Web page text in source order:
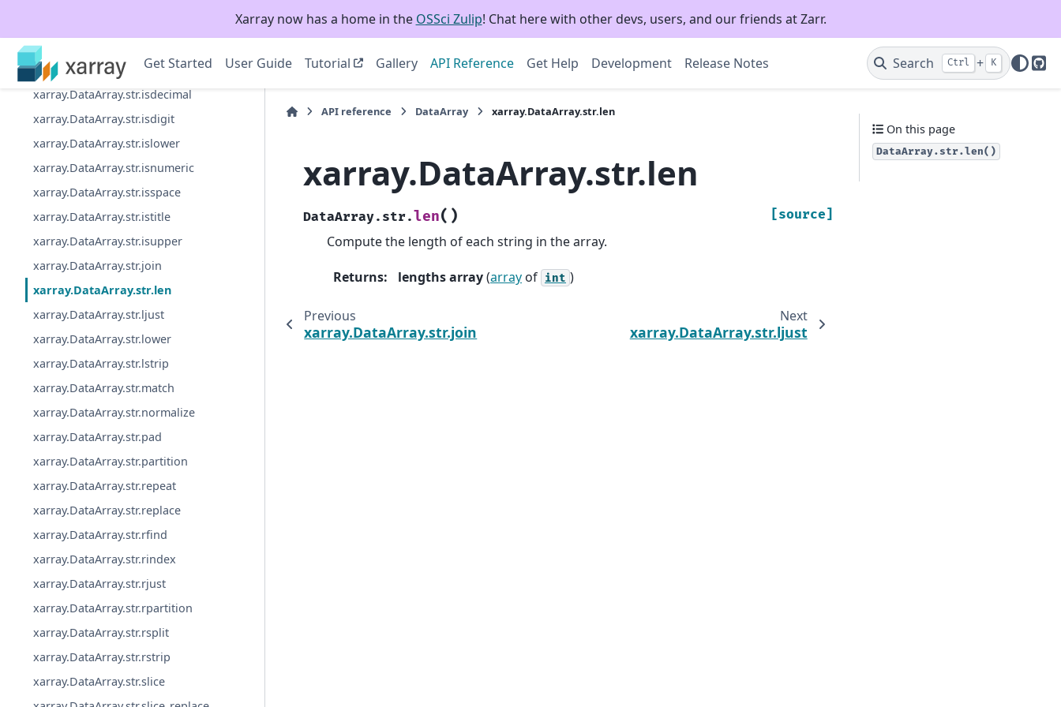
Xarray now has a home in the OSSci Zulip! Chat here with other devs, users, and our friends at Zarr.
Get Started User Guide Tutorial Gallery API Reference Get Help Development Release Notes Search Ctrl + K
xarray.DataArray.str.isalnum
xarray.DataArray.str.isalpha
xarray.DataArray.str.isdecimal
xarray.DataArray.str.isdigit
xarray.DataArray.str.islower
xarray.DataArray.str.isnumeric
xarray.DataArray.str.isspace
xarray.DataArray.str.istitle
xarray.DataArray.str.isupper
xarray.DataArray.str.join
xarray.DataArray.str.len
xarray.DataArray.str.ljust
xarray.DataArray.str.lower
xarray.DataArray.str.lstrip
xarray.DataArray.str.match
xarray.DataArray.str.normalize
xarray.DataArray.str.pad
xarray.DataArray.str.partition
xarray.DataArray.str.repeat
xarray.DataArray.str.replace
xarray.DataArray.str.rfind
xarray.DataArray.str.rindex
xarray.DataArray.str.rjust
xarray.DataArray.str.rpartition
xarray.DataArray.str.rsplit
xarray.DataArray.str.rstrip
xarray.DataArray.str.slice
API reference DataArray xarray.DataArray.str.len
xarray.DataArray.str.len
DataArray.str.len( ) [source]
Compute the length of each string in the array.
Returns: lengths array(array of int )
Previous
xarray.DataArray.str.join
Next
xarray.DataArray.str.ljust
On this page
DataArray.str.len()